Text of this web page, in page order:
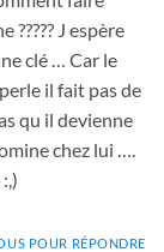
J espère
clé … Car le
il fait pas de
qu il devienne
chez lui ….
POUR RÉPONDRE